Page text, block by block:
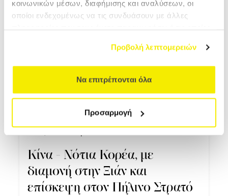
κοινωνικών μέσων, διαφήμισης και αναλύσεων, οι
οποίοι ενδεχομένως να τις συνδυάσουν με άλλες
Προβολή λεπτομερειών
Να επιτρέπονται όλα
Προσαρμογή
2599 €
Κίνα - Νότια Κορέα, με
διαμονή στην Ξιάν και
επίσκεψη στον Πήλινο Στρατό